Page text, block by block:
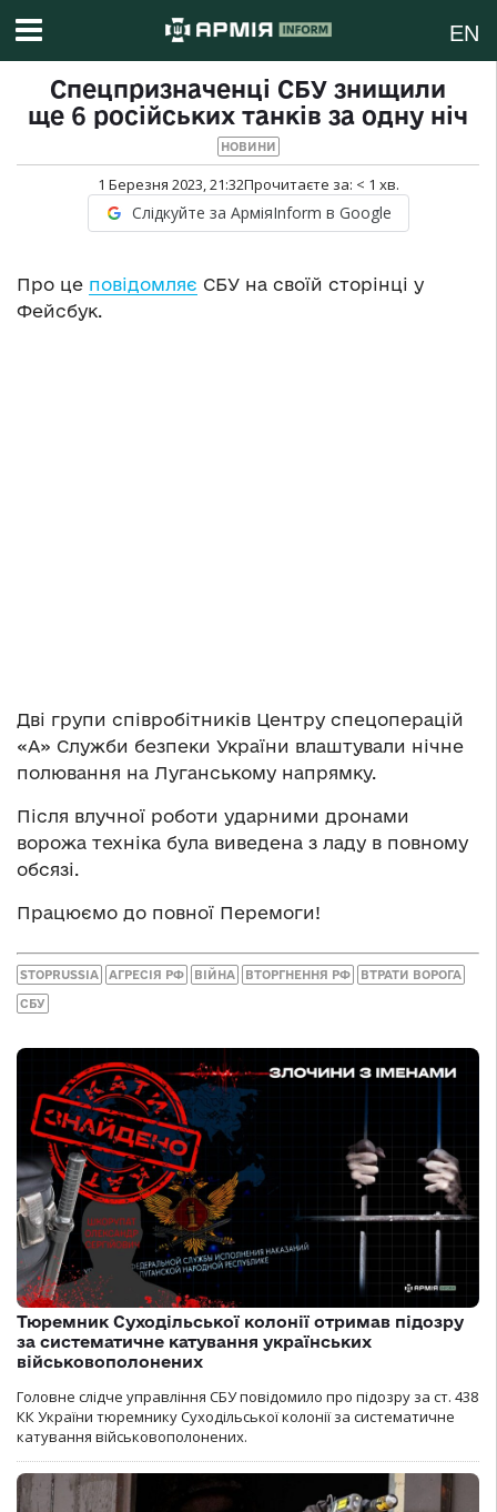
EN
Спецпризначенці СБУ знищили
ще 6 російських танків за одну ніч
НОВИНИ
1 Березня 2023, 21:32Прочитаєте за: < 1 хв.
Слідкуйте за АрміяInform в Google
Про це повідомляє СБУ на своїй сторінці у
Фейсбук.
Дві групи співробітників Центру спецоперацій
«А» Служби безпеки України влаштували нічне
полювання на Луганському напрямку.
Після влучної роботи ударними дронами
ворожа техніка була виведена з ладу в повному
обсязі.
Працюємо до повної Перемоги!
STOPRUSSIA АГРЕСІЯ РФ ВІЙНА ВТОРГНЕННЯ РФ ВТРАТИ ВОРОГА
СБУ
Тюремник Суходільської колонії отримав підозру
за систематичне катування українських
військовополонених
Головне слідче управління СБУ повідомило про підозру за ст. 438
КК України тюремнику Суходільської колонії за систематичне
катування військовополонених.